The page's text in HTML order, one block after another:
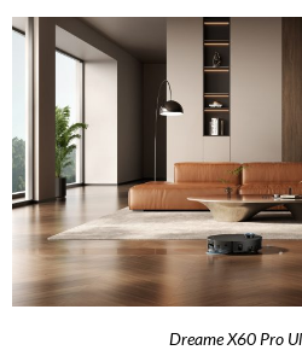
Dreame X60 Pro